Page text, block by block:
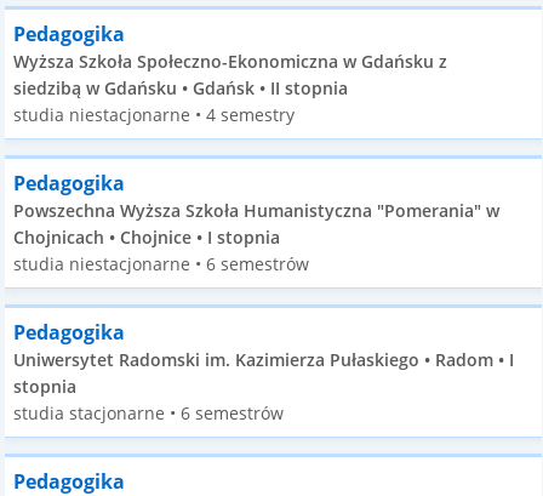
Pedagogika
Wyższa Szkoła Społeczno-Ekonomiczna w Gdańsku z
siedzibą w Gdańsku • Gdańsk • II stopnia
studia niestacjonarne • 4 semestry
Pedagogika
Powszechna Wyższa Szkoła Humanistyczna "Pomerania" w
Chojnicach • Chojnice • I stopnia
studia niestacjonarne • 6 semestrów
Pedagogika
Uniwersytet Radomski im. Kazimierza Pułaskiego • Radom • I
stopnia
studia stacjonarne • 6 semestrów
Pedagogika